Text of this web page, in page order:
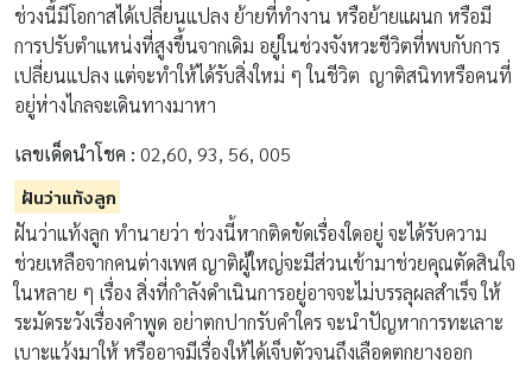
ช่วงนี้มีโอกาสได้เปลี่ยนแปลง ย้ายที่ทำงาน หรือย้ายแผนก หรือมี
การปรับตำแหน่งที่สูงขึ้นจากเดิม อยู่ในช่วงจังหวะชีวิตที่พบกับการ
เปลี่ยนแปลง แต่จะทำให้ได้รับสิ่งใหม่ ๆ ในชีวิต ญาติสนิทหรือคนที่
อยู่ห่างไกลจะเดินทางมาหา
เลขเด็ดนำโชค : 02,60, 93, 56, 005
ฝันว่าแท้งลูก
ฝันว่าแท้งลูก ทำนายว่า ช่วงนี้หากติดขัดเรื่องใดอยู่ จะได้รับความ
ช่วยเหลือจากคนต่างเพศ ญาติผู้ใหญ่จะมีส่วนเข้ามาช่วยคุณตัดสินใจ
ในหลาย ๆ เรื่อง สิ่งที่กำลังดำเนินการอยู่อาจจะไม่บรรลุผลสำเร็จ ให้
ระมัดระวังเรื่องคำพูด อย่าตกปากรับคำใคร จะนำปัญหาการทะเลาะ
เบาะแว้งมาให้ หรืออาจมีเรื่องให้ได้เจ็บตัวจนถึงเลือดตกยางออก